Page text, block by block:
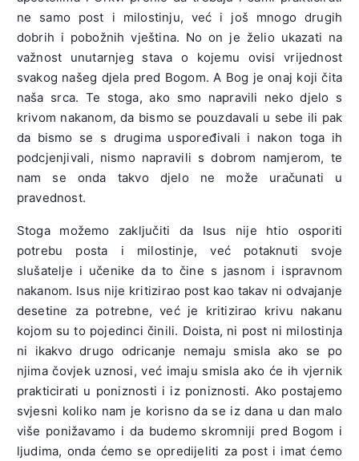
ne samo post i milostinju, već i još mnogo drugih
dobrih i pobožnih vještina. No on je želio ukazati na
važnost unutarnjeg stava o kojemu ovisi vrijednost
svakog našeg djela pred Bogom. A Bog je onaj koji čita
naša srca. Te stoga, ako smo napravili neko djelo s
krivom nakanom, da bismo se pouzdavali u sebe ili pak
da bismo se s drugima uspoređivali i nakon toga ih
podcjenjivali, nismo napravili s dobrom namjerom, te
nam se onda takvo djelo ne može uračunati u
pravednost.
Stoga možemo zaključiti da Isus nije htio osporiti
potrebu posta i milostinje, već potaknuti svoje
slušatelje i učenike da to čine s jasnom i ispravnom
nakanom. Isus nije kritizirao post kao takav ni odvajanje
desetine za potrebne, već je kritizirao krivu nakanu
kojom su to pojedinci činili. Doista, ni post ni milostinja
ni ikakvo drugo odricanje nemaju smisla ako se po
njima čovjek uznosi, već imaju smisla ako će ih vjernik
prakticirati u poniznosti i iz poniznosti. Ako postajemo
svjesni koliko nam je korisno da se iz dana u dan malo
više ponižavamo i da budemo skromniji pred Bogom i
ljudima, onda ćemo se opredijeliti za post i imat ćemo